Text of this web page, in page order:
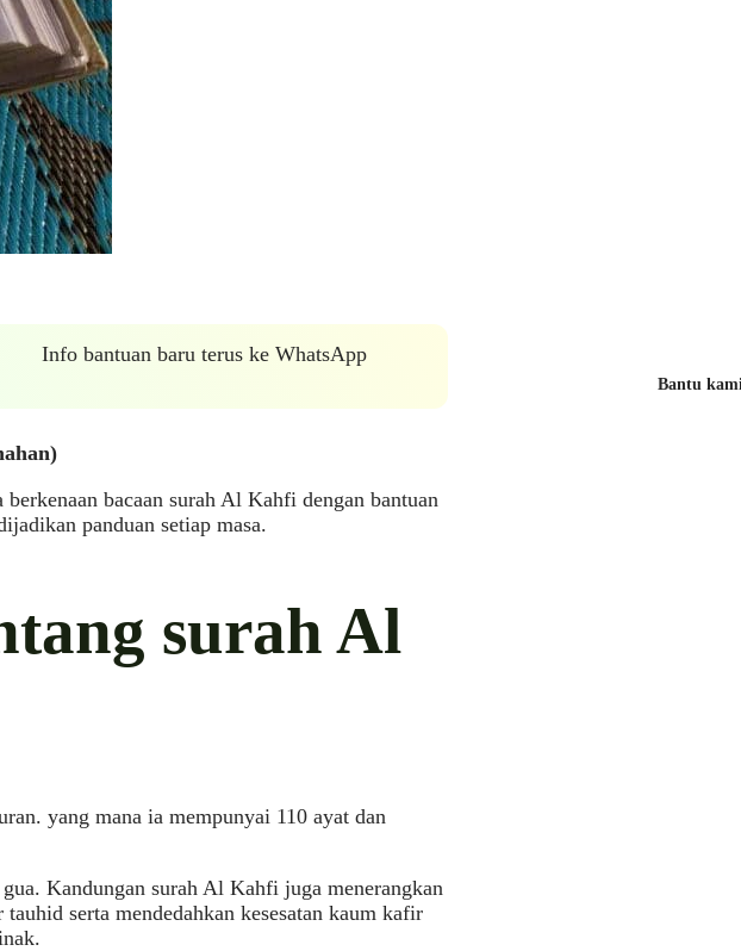
Info bantuan baru terus ke WhatsApp
bacaan surah Al Kahfi dengan bantuan
panduan setiap masa.
surah Al
yang mana ia mempunyai 110 ayat dan
Kandungan surah Al Kahfi juga menerangkan
serta mendedahkan kesesatan kaum kafir
Bantu